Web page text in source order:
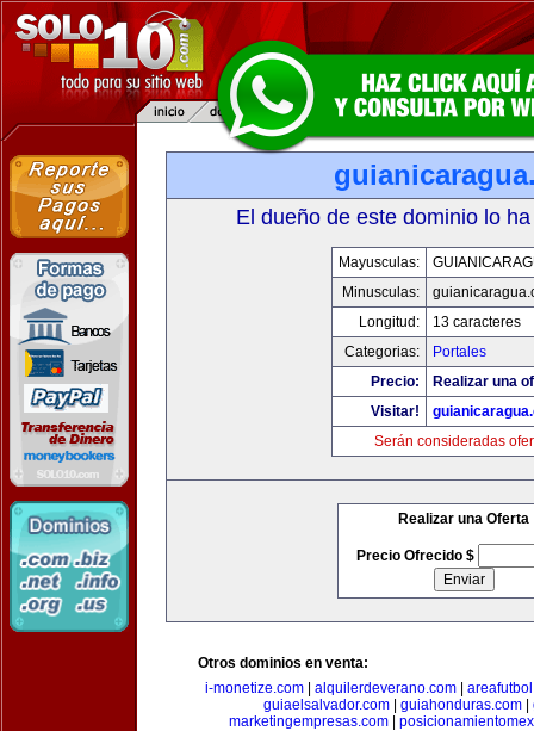
El dueño de este dominio lo
Mayusculas:
Minusculas:
Longitud:
13 caracteres
Categorias:
Portales
Precio:
Realizar una
Visitar!
Serán consideradas
Realizar una Oferta
Precio Ofrecido $
Otros dominios en venta:
i-monetize.com
alquilerdeverano.com
guiaelsalvador.com| guiahonduras.com|
marketingempresas.com